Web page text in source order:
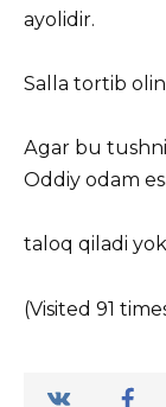
ayolidir.
Salla tortib
Аgar bu tushni
Oddiy odam
taloq qiladi
(Visited 91